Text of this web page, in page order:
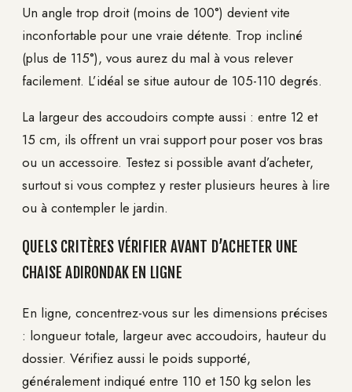
Un angle trop droit (moins de 100°) devient vite
inconfortable pour une vraie détente. Trop incliné
(plus de 115°), vous aurez du mal à vous relever
facilement. L’idéal se situe autour de 105-110 degrés.
La largeur des accoudoirs compte aussi : entre 12 et
15 cm, ils offrent un vrai support pour poser vos bras
ou un accessoire. Testez si possible avant d’acheter,
surtout si vous comptez y rester plusieurs heures à lire
ou à contempler le jardin.
QUELS CRITÈRES VÉRIFIER AVANT D’ACHETER UNE
CHAISE ADIRONDAK EN LIGNE
En ligne, concentrez-vous sur les dimensions précises
: longueur totale, largeur avec accoudoirs, hauteur du
dossier. Vérifiez aussi le poids supporté,
généralement indiqué entre 110 et 150 kg selon les